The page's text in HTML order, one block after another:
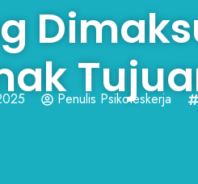
Penulis Psikoteskerja